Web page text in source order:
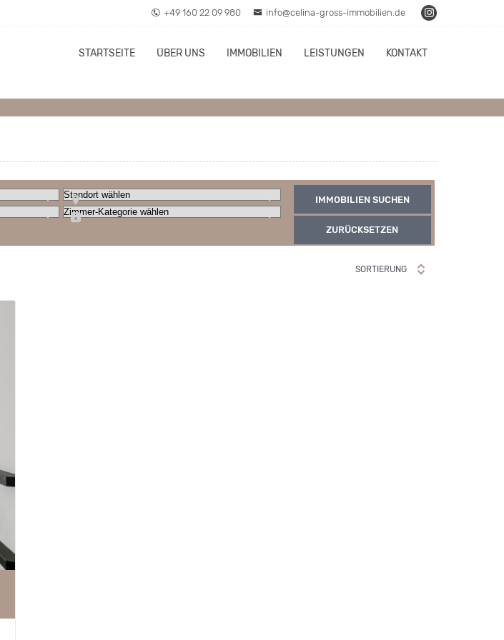
+49 160 22 09 980 info@celina-gross-immobilien.de
STARTSEITE ÜBER UNS IMMOBILIEN LEISTUNGEN KONTAKT
IMMOBILIEN SUCHEN
ZURÜCKSETZEN
SORTIERUNG